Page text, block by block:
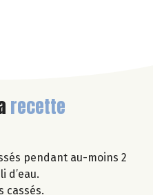
recette
pendant au-moins 2
d’eau.
cassés.